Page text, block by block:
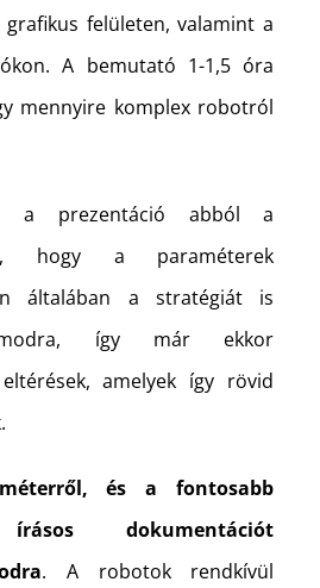
felületen, valamint a
A bemutató 1-1,5 óra
mennyire komplex robotról
a prezentáció abból a
hogy a paraméterek
általában a stratégiát is
így már ekkor
amelyek így rövid
és a fontosabb
dokumentációt
. A robotok rendkívül